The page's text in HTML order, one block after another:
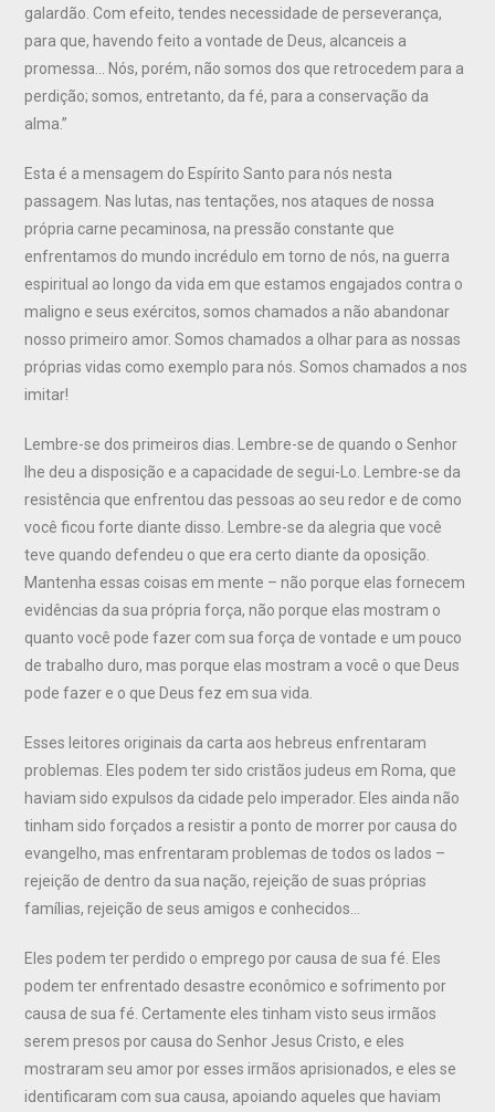
galardão. Com efeito, tendes necessidade de perseverança,
para que, havendo feito a vontade de Deus, alcanceis a
promessa… Nós, porém, não somos dos que retrocedem para a
perdição; somos, entretanto, da fé, para a conservação da
alma.”
Esta é a mensagem do Espírito Santo para nós nesta
passagem. Nas lutas, nas tentações, nos ataques de nossa
própria carne pecaminosa, na pressão constante que
enfrentamos do mundo incrédulo em torno de nós, na guerra
espiritual ao longo da vida em que estamos engajados contra o
maligno e seus exércitos, somos chamados a não abandonar
nosso primeiro amor. Somos chamados a olhar para as nossas
próprias vidas como exemplo para nós. Somos chamados a nos
imitar!
Lembre-se dos primeiros dias. Lembre-se de quando o Senhor
lhe deu a disposição e a capacidade de segui-Lo. Lembre-se da
resistência que enfrentou das pessoas ao seu redor e de como
você ficou forte diante disso. Lembre-se da alegria que você
teve quando defendeu o que era certo diante da oposição.
Mantenha essas coisas em mente – não porque elas fornecem
evidências da sua própria força, não porque elas mostram o
quanto você pode fazer com sua força de vontade e um pouco
de trabalho duro, mas porque elas mostram a você o que Deus
pode fazer e o que Deus fez em sua vida.
Esses leitores originais da carta aos hebreus enfrentaram
problemas. Eles podem ter sido cristãos judeus em Roma, que
haviam sido expulsos da cidade pelo imperador. Eles ainda não
tinham sido forçados a resistir a ponto de morrer por causa do
evangelho, mas enfrentaram problemas de todos os lados –
rejeição de dentro da sua nação, rejeição de suas próprias
famílias, rejeição de seus amigos e conhecidos…
Eles podem ter perdido o emprego por causa de sua fé. Eles
podem ter enfrentado desastre econômico e sofrimento por
causa de sua fé. Certamente eles tinham visto seus irmãos
serem presos por causa do Senhor Jesus Cristo, e eles
mostraram seu amor por esses irmãos aprisionados, e eles se
identificaram com sua causa, apoiando aqueles que haviam